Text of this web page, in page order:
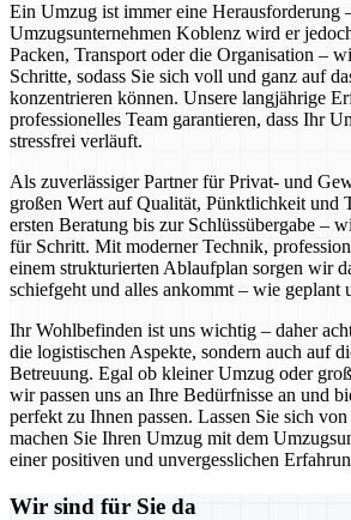
Ein Umzug ist immer eine Herausforderung
Umzugsunternehmen Koblenz wird er
Packen, Transport oder die Organisation –
Schritte, sodass Sie sich voll und ganz auf
konzentrieren können. Unsere langjährige
professionelles Team garantieren, dass Ihr
stressfrei verläuft.
Als zuverlässiger Partner für Privat- und
großen Wert auf Qualität, Pünktlichkeit und
ersten Beratung bis zur Schlüssübergabe –
für Schritt. Mit moderner Technik,
einem strukturierten Ablaufplan sorgen wir
schiefgeht und alles ankommt – wie geplant
Ihr Wohlbefinden ist uns wichtig – daher
die logistischen Aspekte, sondern auch auf
Betreuung. Egal ob kleiner Umzug oder
wir passen uns an Ihre Bedürfnisse an und
perfekt zu Ihnen passen. Lassen Sie sich
machen Sie Ihren Umzug mit dem
einer positiven und unvergesslichen
Wir sind für Sie da